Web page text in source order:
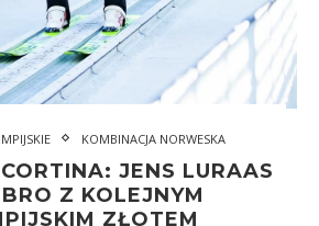
KOMBINACJA NORWESKA
JENS LURAAS
Z KOLEJNYM
ZŁOTEM